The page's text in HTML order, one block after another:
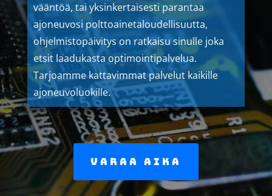
vääntöä, tai yksinkertaisesti parantaa
ajoneuvosi polttoainetaloudellisuutta,
ohjelmistopäivitys on ratkaisu sinulle joka
etsit laadukasta optimointipalvelua.
Tarjoamme kattavimmat palvelut kaikille
ajoneuvoluokille.
Varaa aika